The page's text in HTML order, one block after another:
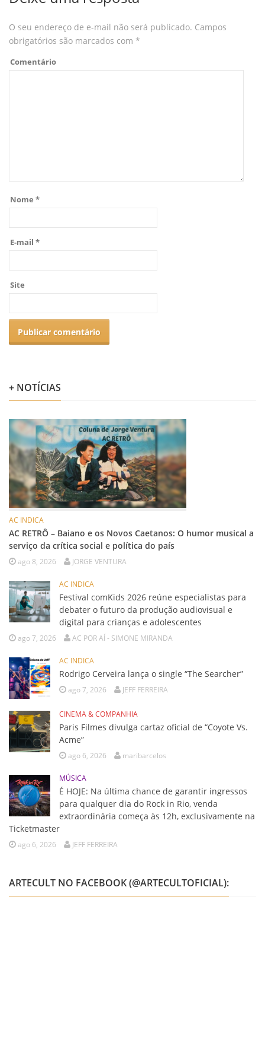
O seu endereço de e-mail não será publicado. Campos
obrigatórios são marcados com *
Comentário
Nome *
E-mail *
Site
+ NOTÍCIAS
AC INDICA
AC RETRÔ – Baiano e os Novos Caetanos: O humor musical a
serviço da crítica social e política do país
ago 8, 2026 JORGE VENTURA
AC INDICA
Festival comKids 2026 reúne especialistas para
debater o futuro da produção audiovisual e
digital para crianças e adolescentes
ago 7, 2026 AC POR AÍ - SIMONE MIRANDA
AC INDICA
Rodrigo Cerveira lança o single “The Searcher”
ago 7, 2026 JEFF FERREIRA
CINEMA & COMPANHIA
Paris Filmes divulga cartaz oficial de “Coyote Vs.
Acme”
ago 6, 2026 maribarcelos
MÚSICA
É HOJE: Na última chance de garantir ingressos
para qualquer dia do Rock in Rio, venda
extraordinária começa às 12h, exclusivamente na
Ticketmaster
ago 6, 2026 JEFF FERREIRA
ARTECULT NO FACEBOOK (@ARTECULTOFICIAL):